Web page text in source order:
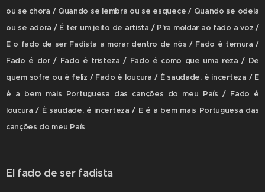
ou se chora / Quando se lembra ou se esquece / Quando se odeia
ou se adora / É ter um jeito de artista / P'ra moldar ao fado a voz /
E o fado de ser Fadista a morar dentro de nós / Fado é ternura /
Fado é dor / Fado é tristeza / Fado é como que uma reza / De
quem sofre ou é feliz / Fado é loucura / É saudade, é incerteza / E
é a bem mais Portuguesa das canções do meu País / Fado é
loucura / É saudade, é incerteza / E é a bem mais Portuguesa das
canções do meu País
El fado de ser fadista